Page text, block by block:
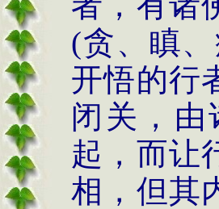
(贪、瞋
开悟的行
闭关，由
起，而让
相，但其